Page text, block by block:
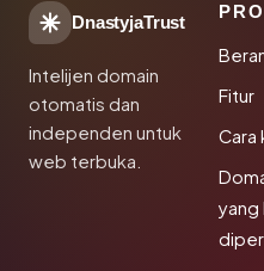
DnastyjaTrust
Intelijen domain
otomatis dan
independen untuk
web terbuka.
Fitur
Cara
yang